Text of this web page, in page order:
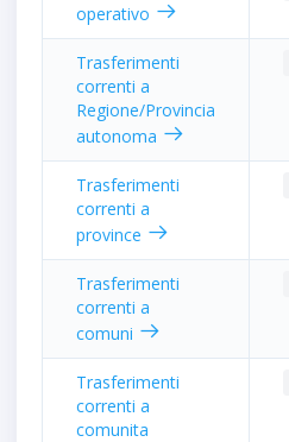
operativo
Trasferimenti
correnti a
Regione/Provincia
autonoma
Trasferimenti
correnti a
province
Trasferimenti
correnti a
comuni
Trasferimenti
correnti a
comunita